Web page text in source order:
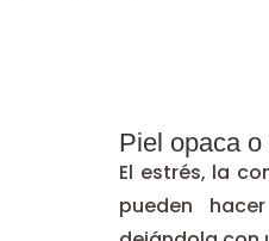
Piel opaca
El estrés, la
pueden